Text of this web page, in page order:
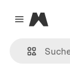
Close menu
Magnific